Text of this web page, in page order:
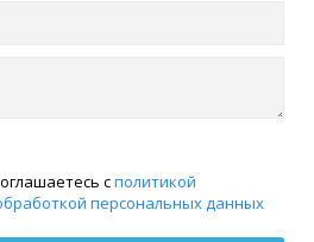
сполитикой
персональных данных